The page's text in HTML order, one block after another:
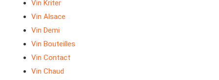
Vin Kriter
Vin Alsace
Vin Demi
Vin Bouteilles
Vin Contact
Vin Chaud